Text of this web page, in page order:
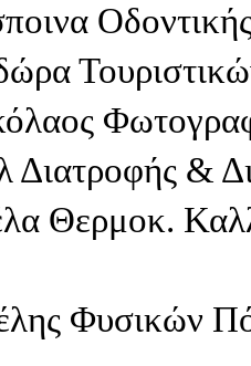
&
Θερμοκ.
Φυσικών